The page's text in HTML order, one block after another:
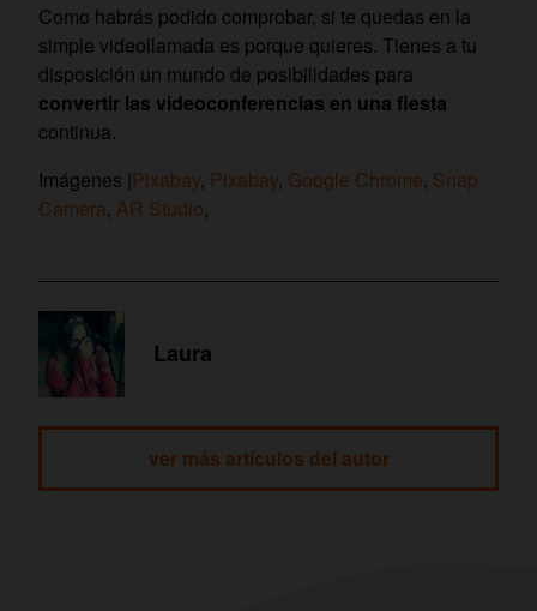
Como habrás podido comprobar, si te quedas en la
simple videollamada es porque quieres. Tienes a tu
disposición un mundo de posibilidades para
convertir las videoconferencias en una fiesta
continua.
Imágenes |Pixabay, Pixabay, Google Chrome, Snap
Camera, AR Studio,
Laura
ver más artículos del autor